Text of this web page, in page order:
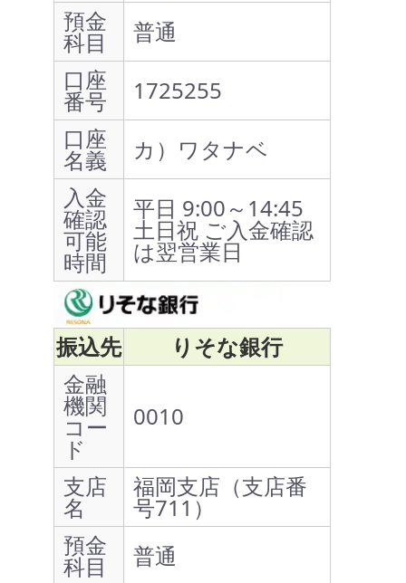
預金
科目
普通
口座
番号
1725255
口座
名義
カ）ワタナベ
入金
確認
可能
時間
平日 9:00～14:45
土日祝 ご入金確認
は翌営業日
振込先
りそな銀行
金融
機関
コー
ド
0010
支店
名
福岡支店（支店番
号711）
預金
科目
普通